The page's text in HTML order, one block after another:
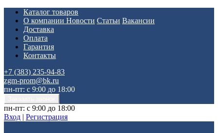
Каталог товаров
О компании Новости Статьи Вакансии
Доставка
Оплата
Гарантия
Контакты
+7 (383) 235-94-83
zgm-prom@bk.ru
пн-пт: с 9:00 до 18:00
пн-пт: с 9:00 до 18:00
Вход | Регистрация